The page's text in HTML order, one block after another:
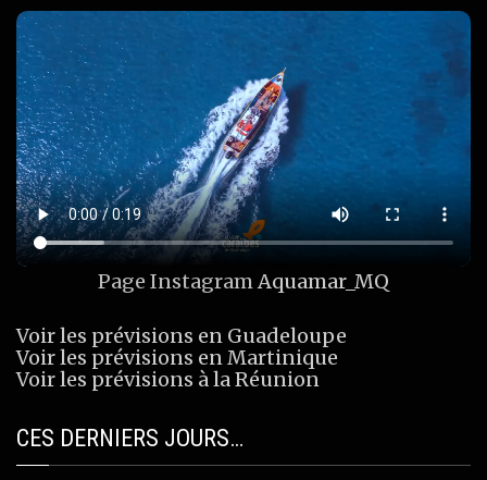
Page InstagramAquamar_MQ
Voir les prévisions en Guadeloupe
Voir les prévisions en Martinique
Voir les prévisions à la Réunion
CES DERNIERS JOURS…